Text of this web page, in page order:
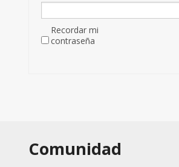
Recordar mi
contraseña
Comunidad